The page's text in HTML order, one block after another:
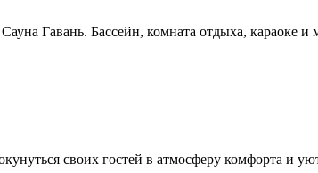
Гавань. Бассейн, комната отдыха, караоке
своих гостей в атмосферу комфорта и